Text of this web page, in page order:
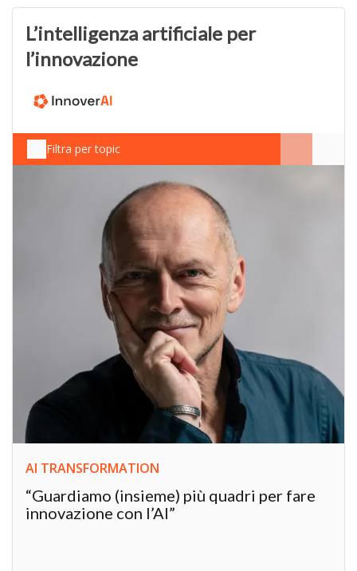
L’intelligenza artificiale per
l’innovazione
Filtra per topic
AI TRANSFORMATION
“Guardiamo (insieme) più quadri per fare
innovazione con l’AI”